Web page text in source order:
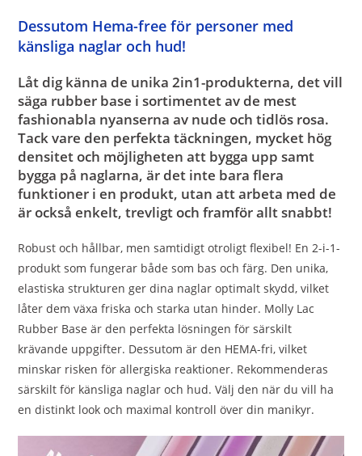
Dessutom Hema-free för personer med
känsliga naglar och hud!
Låt dig känna de unika 2in1-produkterna, det vill
säga rubber base i sortimentet av de mest
fashionabla nyanserna av nude och tidlös rosa.
Tack vare den perfekta täckningen, mycket hög
densitet och möjligheten att bygga upp samt
bygga på naglarna, är det inte bara flera
funktioner i en produkt, utan att arbeta med de
är också enkelt, trevligt och framför allt snabbt!
Robust och hållbar, men samtidigt otroligt flexibel! En 2-i-1-
produkt som fungerar både som bas och färg. Den unika,
elastiska strukturen ger dina naglar optimalt skydd, vilket
låter dem växa friska och starka utan hinder. Molly Lac
Rubber Base är den perfekta lösningen för särskilt
krävande uppgifter. Dessutom är den HEMA-fri, vilket
minskar risken för allergiska reaktioner. Rekommenderas
särskilt för känsliga naglar och hud. Välj den när du vill ha
en distinkt look och maximal kontroll över din manikyr.